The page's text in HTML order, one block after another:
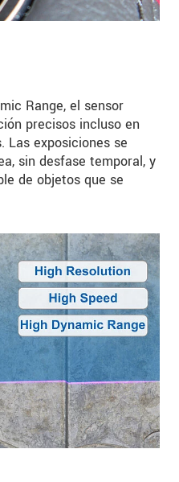
Range, el sensor
precisos incluso en
Las exposiciones se
sin desfase temporal, y
de objetos que se